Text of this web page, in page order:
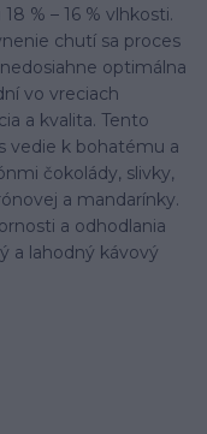
% – 16 % vlhkosti.
chutí sa proces
optimálna
vo vreciach
a kvalita. Tento
vedie k bohatému a
čokolády, slivky,
a mandarínky.
a odhodlania
a lahodný kávový